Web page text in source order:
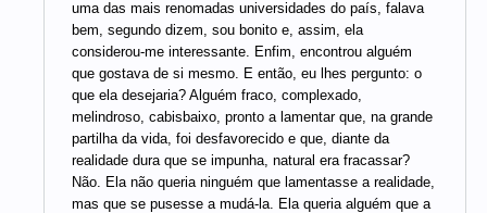
uma das mais renomadas universidades do país, falava
bem, segundo dizem, sou bonito e, assim, ela
considerou-me interessante. Enfim, encontrou alguém
que gostava de si mesmo. E então, eu lhes pergunto: o
que ela desejaria? Alguém fraco, complexado,
melindroso, cabisbaixo, pronto a lamentar que, na grande
partilha da vida, foi desfavorecido e que, diante da
realidade dura que se impunha, natural era fracassar?
Não. Ela não queria ninguém que lamentasse a realidade,
mas que se pusesse a mudá-la. Ela queria alguém que a